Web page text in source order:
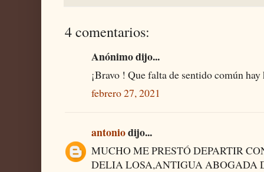
4 comentarios:
Anónimo dijo...
¡Bravo ! Que falta de sentido común
febrero 27, 2021
antoniodijo...
MUCHO ME PRESTÓ DEPARTIR
DELIA LOSA,ANTIGUA ABOGADA